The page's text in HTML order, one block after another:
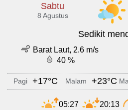
Sabtu
8 Agustus
Sedikit
Barat Laut, 2.6 m/s
40 %
Pagi +17°C Malam +23°C
05:27 20:13